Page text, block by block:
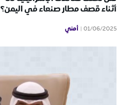
أثناء قصف مطار صنعاء في اليمن؟
01/06/2025 أمني